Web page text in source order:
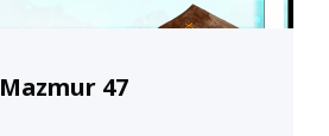
Mazmur 47